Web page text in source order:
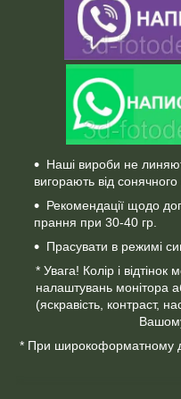
Наші вироби не
вигорають від сонячного
Рекомендації щодо
прання при 30-40 гр.
Прасувати в режимі
* Увага! Колір і відтінок
налаштувань монітора
(яскравість, контраст,
* При широкоформатному